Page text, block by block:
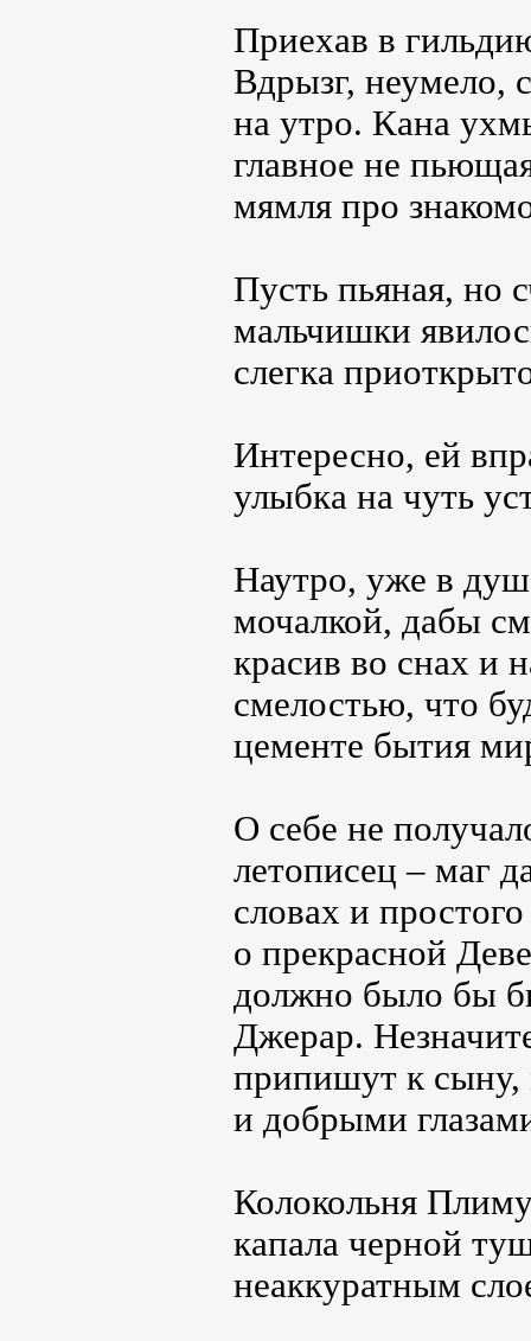
Приехав в
Вдрызг, неумело,
на утро. Кана
главное не
мямля про
Пусть пьяная, но
мальчишки
слегка
Интересно, ей
улыбка на чуть
Наутро, уже в
мочалкой, дабы
красив во снах и
смелостью, что
цементе бытия
О себе не
летописец – маг
словах и
о прекрасной
должно было бы
Джерар.
припишут к сыну,
и добрыми
Колокольня
капала черной
неаккуратным